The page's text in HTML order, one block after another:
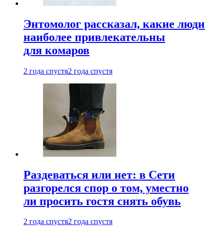
Энтомолог рассказал, какие люди
наиболее привлекательны
для комаров
2 года спустя2 года спустя
Раздеваться или нет: в Сети
разгорелся спор о том, уместно
ли просить гостя снять обувь
2 года спустя2 года спустя